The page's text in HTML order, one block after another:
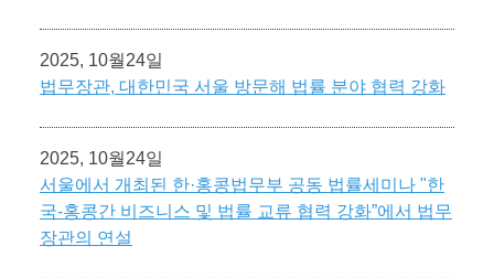
2025, 10월24일
법무장관, 대한민국 서울 방문해 법률 분야 협력 강화
2025, 10월24일
서울에서 개최된 한·홍콩법무부 공동 법률세미나 "한
국-홍콩간 비즈니스 및 법률 교류 협력 강화”에서 법무
장관의 연설